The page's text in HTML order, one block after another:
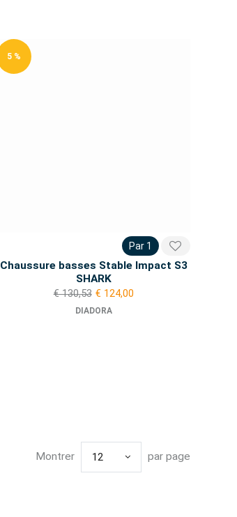
5 %
Par 1
Chaussure basses Stable Impact S3
SHARK
€ 130,53 € 124,00
DIADORA
Montrer 12 par page